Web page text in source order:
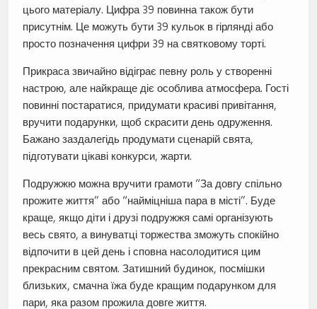
цього матеріалу. Цифра 39 повинна також бути
присутнім. Це можуть бути 39 кульок в гірлянді або
просто позначення цифри 39 на святковому торті.
Прикраса звичайно відіграє певну роль у створенні
настрою, але найкраще діє особлива атмосфера. Гості
повинні постаратися, придумати красиві привітання,
вручити подарунки, щоб скрасити день одруження.
Бажано заздалегідь продумати сценарій свята,
підготувати цікаві конкурси, жарти.
Подружжю можна вручити грамоти “За довгу спільно
прожите життя” або “найміцніша пара в місті”. Буде
краще, якщо діти і друзі подружжя самі організують
весь свято, а винуватці торжества зможуть спокійно
відпочити в цей день і сповна насолодитися цим
прекрасним святом. Затишний будинок, посмішки
близьких, смачна їжа буде кращим подарунком для
пари, яка разом прожила довге життя.